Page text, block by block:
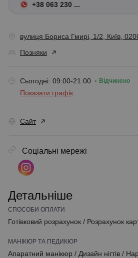
+38 063 230 ...
вулиця Бориса Гмирі, 1/2, Київ,
Позняки
Сьогодні: 09:00-21:00 Відчинено
Показати графік
Сайт
Соціальні мережі
Детальніше
СПОСОБИ ОПЛАТИ
Готівковий розрахунок / Розрахунок
МАНІКЮР ТА ПЕДИКЮР
Апаратний манікюр / Дизайн нігтів /